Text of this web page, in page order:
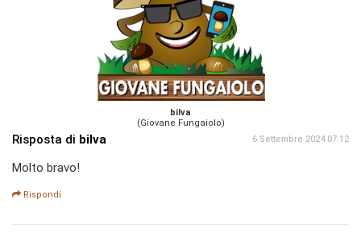
bilva
(Giovane Fungaiolo)
Risposta di bilva 6 Settembre 2024 07:12
Molto bravo!
Rispondi